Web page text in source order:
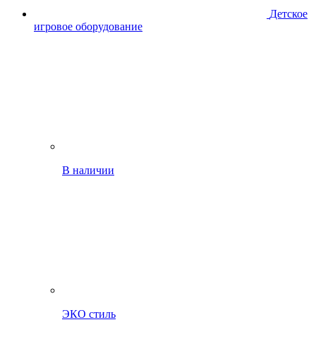
Детское
игровое оборудование
В наличии
ЭКО стиль